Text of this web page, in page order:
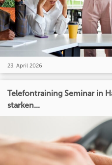
23. April 2026
Telefontraining Seminar in
starken...